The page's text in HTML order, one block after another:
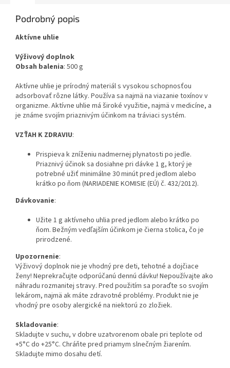
Podrobný popis
Aktívne uhlie
Výživový doplnok
Obsah balenia: 500 g
Aktívne uhlie je prírodný materiál s vysokou schopnosťou
adsorbovať rôzne látky. Používa sa najmä na viazanie toxínov v
organizme. Aktívne uhlie má široké využitie, najmä v medicíne, a
je známe svojím priaznivým účinkom na tráviaci systém.
VZŤAH K ZDRAVIU:
Prispieva k zníženiu nadmernej plynatosti po jedle.
Priaznivý účinok sa dosiahne pri dávke 1 g, ktorý je
potrebné užiť minimálne 30 minút pred jedlom alebo
krátko po ňom (NARIADENIE KOMISIE (EÚ) č. 432/2012).
Dávkovanie:
Užite 1 g aktívneho uhlia pred jedlom alebo krátko po
ňom. Bežným vedľajším účinkom je čierna stolica, čo je
prirodzené.
Upozornenie:
Výživový doplnok nie je vhodný pre deti, tehotné a dojčiace
ženy! Neprekračujte odporúčanú dennú dávku! Nepoužívajte ako
náhradu rozmanitej stravy. Pred použitím sa poraďte so svojím
lekárom, najmä ak máte zdravotné problémy. Produkt nie je
vhodný pre osoby alergické na niektorú zo zložiek.
Skladovanie:
Skladujte v suchu, v dobre uzatvorenom obale pri teplote od
+5°C do +25°C. Chráňte pred priamym slnečným žiarením.
Skladujte mimo dosahu detí.